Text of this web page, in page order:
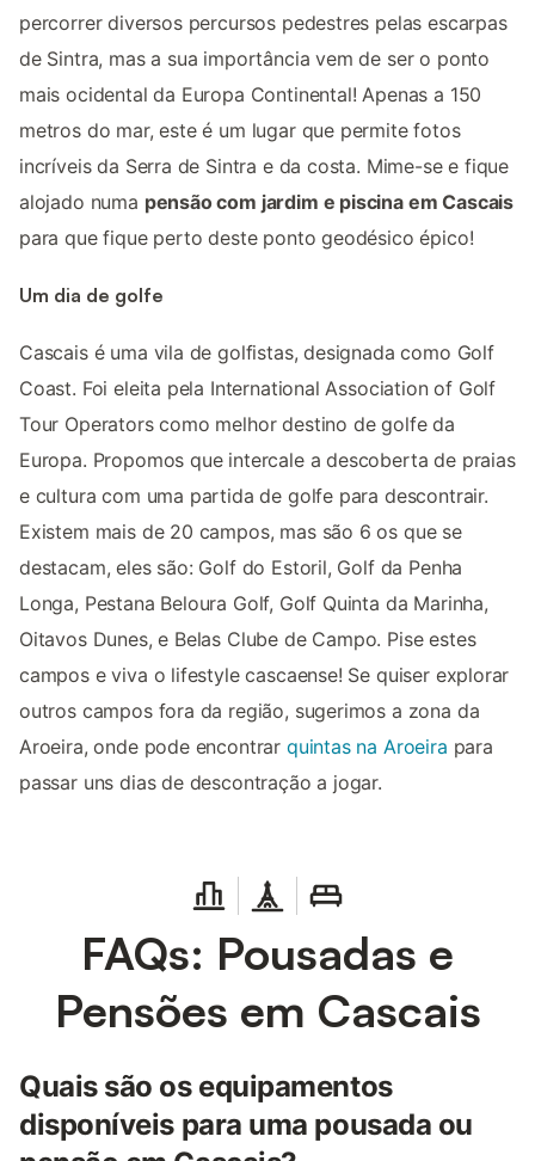
percorrer diversos percursos pedestres pelas escarpas
de Sintra, mas a sua importância vem de ser o ponto
mais ocidental da Europa Continental! Apenas a 150
metros do mar, este é um lugar que permite fotos
incríveis da Serra de Sintra e da costa. Mime-se e fique
alojado numa pensão com jardim e piscina em Cascais
para que fique perto deste ponto geodésico épico!
Um dia de golfe
Cascais é uma vila de golfistas, designada como Golf
Coast. Foi eleita pela International Association of Golf
Tour Operators como melhor destino de golfe da
Europa. Propomos que intercale a descoberta de praias
e cultura com uma partida de golfe para descontrair.
Existem mais de 20 campos, mas são 6 os que se
destacam, eles são: Golf do Estoril, Golf da Penha
Longa, Pestana Beloura Golf, Golf Quinta da Marinha,
Oitavos Dunes, e Belas Clube de Campo. Pise estes
campos e viva o lifestyle cascaense! Se quiser explorar
outros campos fora da região, sugerimos a zona da
Aroeira, onde pode encontrar quintas na Aroeira para
passar uns dias de descontração a jogar.
FAQs: Pousadas e
Pensões em Cascais
Quais são os equipamentos
disponíveis para uma pousada ou